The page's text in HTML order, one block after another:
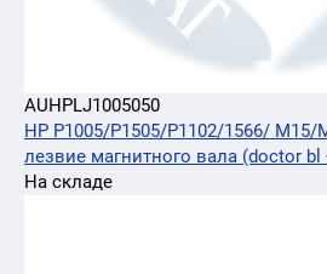
AUHPLJ1005050
HP P1005/P1505/P1102/1566/
лезвие магнитного вала (doctor bl
На складе